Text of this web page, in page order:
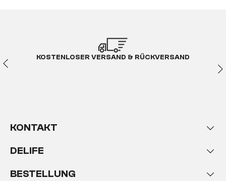
KOSTENLOSER VERSAND & RÜCKVERSAND
KONTAKT
DELIFE
BESTELLUNG